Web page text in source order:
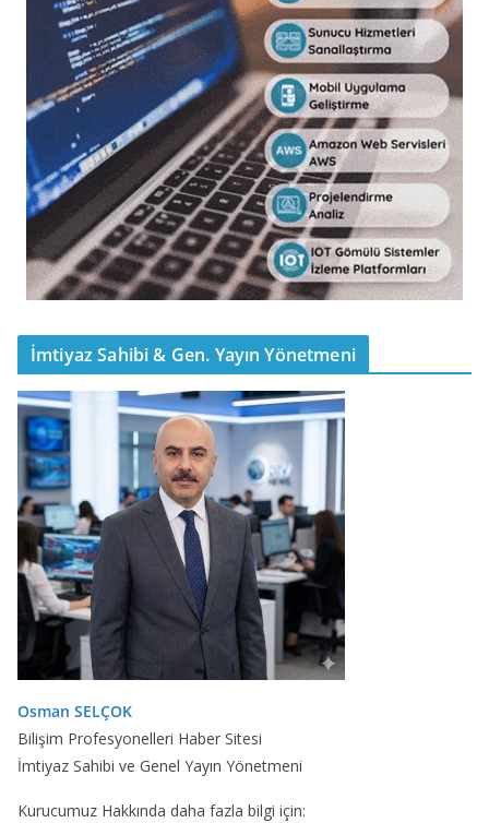
İmtiyaz Sahibi & Gen. Yayın Yönetmeni
Osman SELÇOK
Bilişim Profesyonelleri Haber Sitesi
İmtiyaz Sahibi ve Genel Yayın Yönetmeni
Kurucumuz Hakkında daha fazla bilgi için: